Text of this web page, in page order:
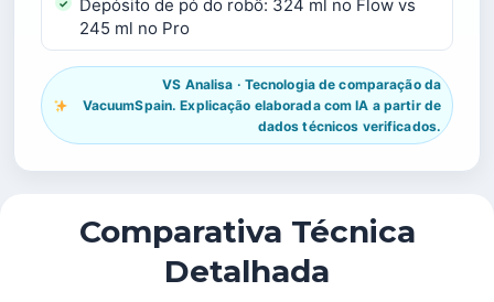
Depósito de pó do robô: 324 ml no Flow vs
245 ml no Pro
VS Analisa · Tecnologia de comparação da
VacuumSpain. Explicação elaborada com IA a partir de
dados técnicos verificados.
Comparativa Técnica
Detalhada